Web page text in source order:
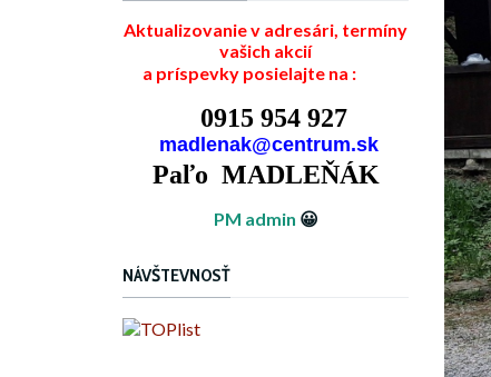
Aktualizovanie v adresári, termíny
vašich akcií
a príspevky posielajte na :
0915 954 927
madlenak@centrum.sk
Paľo MADLEŇÁK
PM admin 😀
NÁVŠTEVNOSŤ